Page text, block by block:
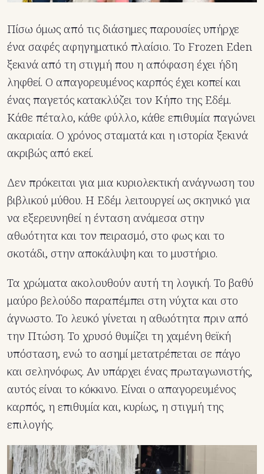
Πίσω όμως από τις διάσημες παρουσίες υπήρχε
ένα σαφές αφηγηματικό πλαίσιο. Το Frozen Eden
ξεκινά από τη στιγμή που η απόφαση έχει ήδη
ληφθεί. Ο απαγορευμένος καρπός έχει κοπεί και
ένας παγετός κατακλύζει τον Κήπο της Εδέμ.
Κάθε πέταλο, κάθε φύλλο, κάθε επιθυμία παγώνει
ακαριαία. Ο χρόνος σταματά και η ιστορία ξεκινά
ακριβώς από εκεί.
Δεν πρόκειται για μια κυριολεκτική ανάγνωση του
βιβλικού μύθου. Η Εδέμ λειτουργεί ως σκηνικό για
να εξερευνηθεί η ένταση ανάμεσα στην
αθωότητα και τον πειρασμό, στο φως και το
σκοτάδι, στην αποκάλυψη και το μυστήριο.
Τα χρώματα ακολουθούν αυτή τη λογική. Το βαθύ
μαύρο βελούδο παραπέμπει στη νύχτα και στο
άγνωστο. Το λευκό γίνεται η αθωότητα πριν από
την Πτώση. Το χρυσό θυμίζει τη χαμένη θεϊκή
υπόσταση, ενώ το ασημί μετατρέπεται σε πάγο
και σεληνόφως. Αν υπάρχει ένας πρωταγωνιστής,
αυτός είναι το κόκκινο. Είναι ο απαγορευμένος
καρπός, η επιθυμία και, κυρίως, η στιγμή της
επιλογής.